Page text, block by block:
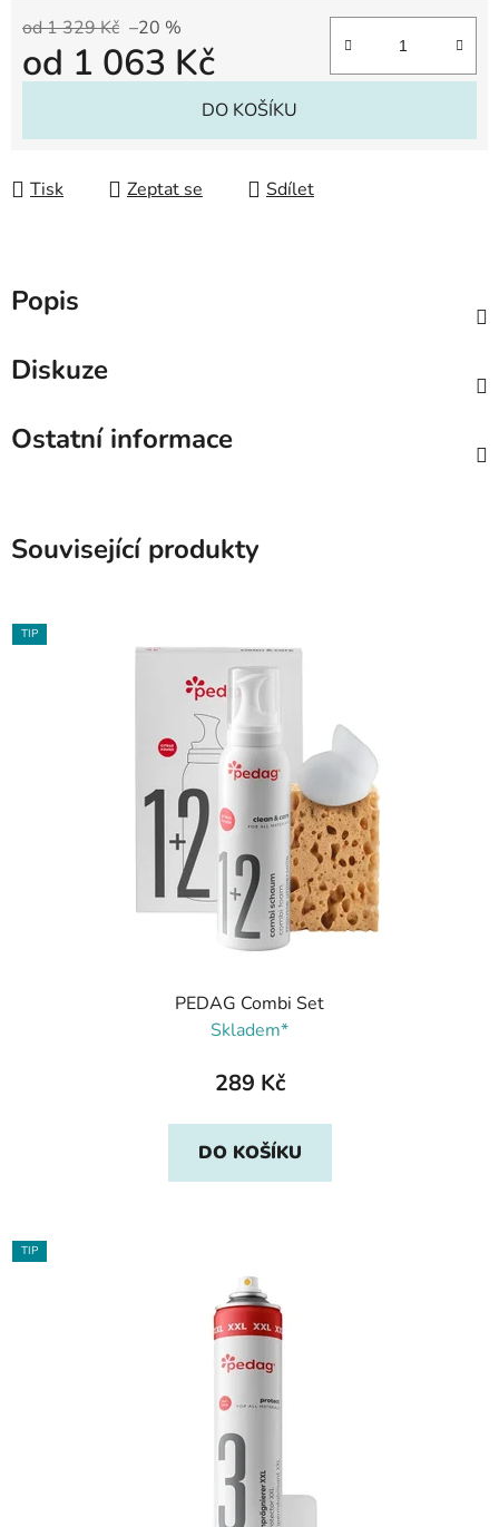
od 1 329 Kč –20 %
od 1 063 Kč
DO KOŠÍKU
Tisk Zeptat se Sdílet
Popis
Diskuze
Ostatní informace
Související produkty
TIP
PEDAG Combi Set
Skladem*
289 Kč
DO KOŠÍKU
TIP